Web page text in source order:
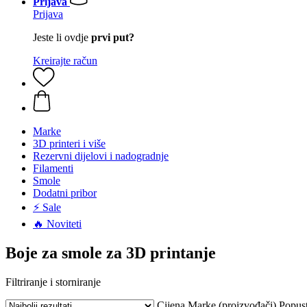
Prijava
Jeste li ovdje prvi put?
Kreirajte račun
Marke
3D printeri i više
Rezervni dijelovi i nadogradnje
Filamenti
Smole
Dodatni pribor
⚡ Sale
🔥 Noviteti
Boje za smole za 3D printanje
Filtriranje i storniranje